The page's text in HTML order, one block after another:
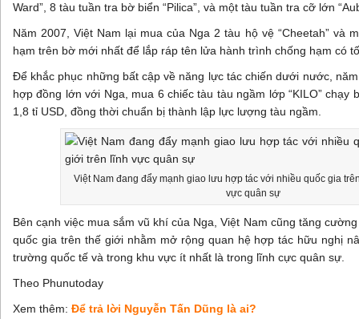
Ward”, 8 tàu tuần tra bờ biển “Pilica”, và một tàu tuần tra cỡ lớn
Năm 2007, Việt Nam lại mua của Nga 2 tàu hộ vệ “Cheetah” và
hạm trên bờ mới nhất để lắp ráp tên lửa hành trình chống hạm có
Để khắc phục những bất cập về năng lực tác chiến dưới nước,
hợp đồng lớn với Nga, mua 6 chiếc tàu tàu ngầm lớp “KILO” chạy
1,8 tỉ USD, đồng thời chuẩn bị thành lập lực lượng tàu ngầm.
Việt Nam đang đẩy mạnh giao lưu hợp tác với nhiều quốc gia
vực quân sự
Bên cạnh việc mua sắm vũ khí của Nga, Việt Nam cũng tăng
quốc gia trên thế giới nhằm mở rộng quan hệ hợp tác hữu nghị
trường quốc tế và trong khu vực ít nhất là trong lĩnh cực quân sự.
Theo Phunutoday
Xem thêm: Để trả lời Nguyễn Tấn Dũng là ai?